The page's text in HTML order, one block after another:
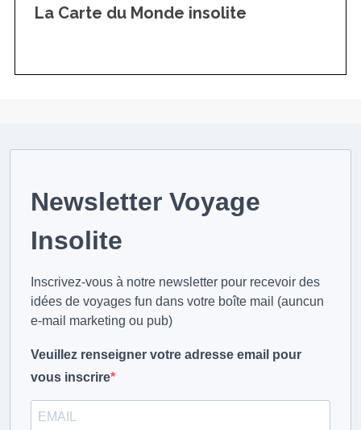
La Carte du Monde insolite
Newsletter Voyage
Insolite
Inscrivez-vous à notre newsletter pour recevoir des
idées de voyages fun dans votre boîte mail (auncun
e-mail marketing ou pub)
Veuillez renseigner votre adresse email pour
vous inscrire